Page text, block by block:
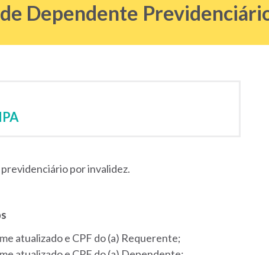
Dependente
por invalidez.
atualizado e CPF do (a) Requerente;